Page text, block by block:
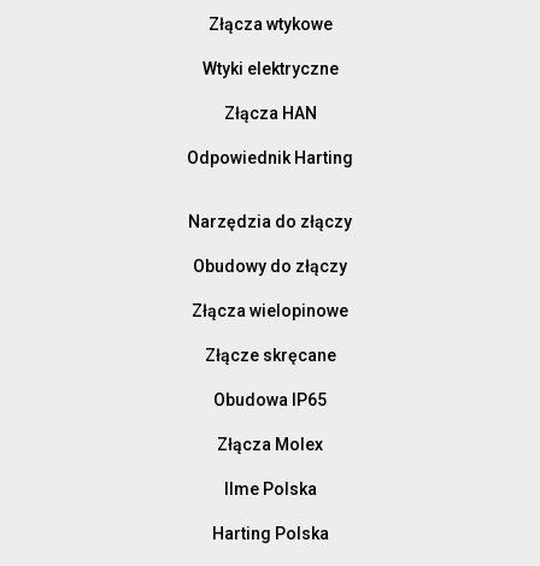
Złącza wtykowe
Wtyki elektryczne
Złącza HAN
Odpowiednik Harting
Narzędzia do złączy
Obudowy do złączy
Złącza wielopinowe
Złącze skręcane
Obudowa IP65
Złącza Molex
Ilme Polska
Harting Polska